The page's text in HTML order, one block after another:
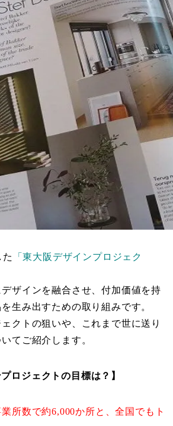
「東大阪デザインプロジェク
ザインを融合させ、付加価値を持
生み出すための取り組みです。
クトの狙いや、これまで世に送り
てご紹介します。
ロジェクトの目標は？】
所数で約6,000か所と、全国でもト